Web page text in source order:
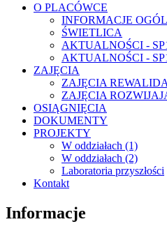
O PLACÓWCE
INFORMACJE
ŚWIETLICA
AKTUALNOŚCI -
AKTUALNOŚCI -
ZAJĘCIA
ZAJĘCIA
ZAJĘCIA
OSIĄGNIĘCIA
DOKUMENTY
PROJEKTY
W oddziałach (1)
W oddziałach (2)
Laboratoria przyszłości
Kontakt
Informacje